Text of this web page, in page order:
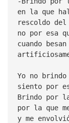
en la que
rescoldo del
no por esa
cuando
Yo no
siento por
Brindo por
por la que
y me